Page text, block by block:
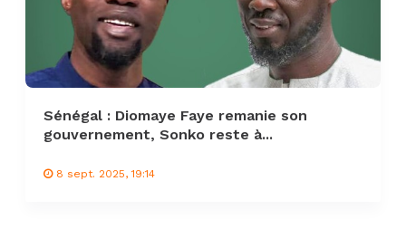
Sénégal : Diomaye Faye remanie son
gouvernement, Sonko reste à...
8 sept. 2025, 19:14